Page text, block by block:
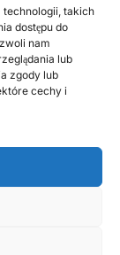
technologii, takich
dostępu do
nam
lub
zgody lub
cechy i
– edycja